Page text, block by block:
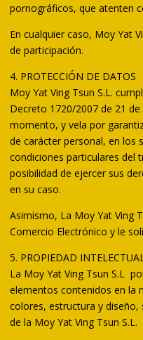
pornográficos, que atenten
En cualquier caso, Moy Yat
de participación.
4. PROTECCIÓN DE DATOS
Moy Yat Ving Tsun S.L.
Decreto 1720/2007 de 21
momento, y vela por
de carácter personal, en los
condiciones particulares del
posibilidad de ejercer sus
en su caso.
Asimismo, La Moy Yat Ving
Comercio Electrónico y le
5. PROPIEDAD
La Moy Yat Ving Tsun S.L
elementos contenidos en la
colores, estructura y
de la Moy Yat Ving Tsun S.L.